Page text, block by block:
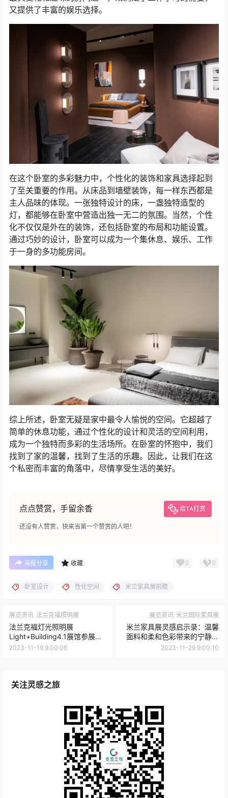
又提供了丰富的娱乐选择。
在这个卧室的多彩魅力中，个性化的装饰和家具选择起到
了至关重要的作用。从床品到墙壁装饰，每一样东西都是
主人品味的体现。一张独特设计的床，一盏独特造型的
灯，都能够在卧室中营造出独一无二的氛围。当然，个性
化不仅仅是外在的装饰，还包括卧室的布局和功能设置。
通过巧妙的设计，卧室可以成为一个集休息、娱乐、工作
于一身的多功能房间。
综上所述，卧室无疑是家中最令人愉悦的空间。它超越了
简单的休息功能，通过个性化的设计和灵活的空间利用，
成为一个独特而多彩的生活场所。在卧室的怀抱中，我们
找到了家的温馨，找到了生活的乐趣。因此，让我们在这
个私密而丰富的角落中，尽情享受生活的美好。
点点赞赏，手留余香 给TA打赏
还没有人赞赏，快来当第一个赞赏的人吧！
海报分享 收藏 0 0
卧室设计 性化空间 米兰家具展前瞻
展览资讯 法兰克福照明展
法兰克福灯光照明展
Light+Building4.1展馆参展商
一览
2023-11-19 9:00:06
展览资讯 米兰国际家具展
米兰家具展灵感启示录：温馨
面料和柔和色彩带来的宁静体
验
2023-11-29 9:00:10
关注灵感之旅